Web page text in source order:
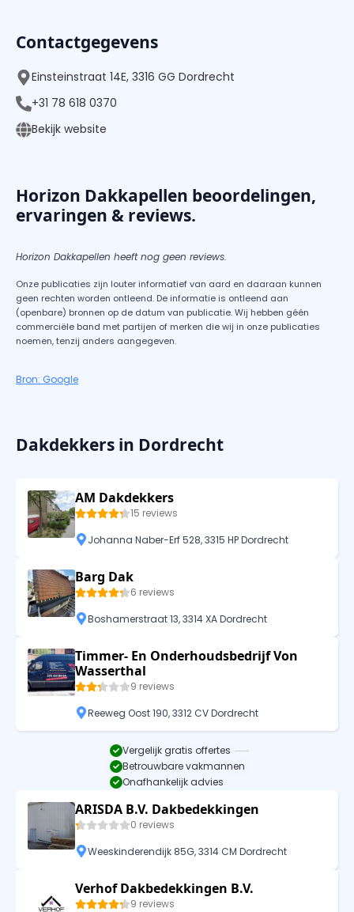
Contactgegevens
Einsteinstraat 14E, 3316 GG Dordrecht
+31 78 618 0370
Bekijk website
Horizon Dakkapellen beoordelingen,
ervaringen & reviews.
Horizon Dakkapellen heeft nog geen reviews.
Onze publicaties zijn louter informatief van aard en daaraan kunnen
geen rechten worden ontleend. De informatie is ontleend aan
(openbare) bronnen op de datum van publicatie. Wij hebben géén
commerciële band met partijen of merken die wij in onze publicaties
noemen, tenzij anders aangegeven.
Bron: Google
Dakdekkers in Dordrecht
AM Dakdekkers
15 reviews
Johanna Naber-Erf 528, 3315 HP Dordrecht
Barg Dak
6 reviews
Boshamerstraat 13, 3314 XA Dordrecht
Timmer- En Onderhoudsbedrijf Von
Wasserthal
9 reviews
Reeweg Oost 190, 3312 CV Dordrecht
Vergelijk gratis offertes
Betrouwbare vakmannen
Onafhankelijk advies
ARISDA B.V. Dakbedekkingen
0 reviews
Weeskinderendijk 85G, 3314 CM Dordrecht
Verhof Dakbedekkingen B.V.
9 reviews